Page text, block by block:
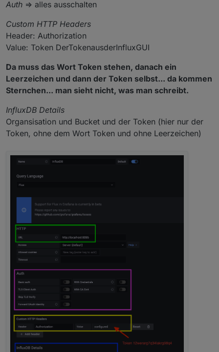
Auth => alles ausschalten
Custom HTTP Headers
Header: Authorization
Value: Token DerTokenausderInfluxGUI
Da muss das Wort Token stehen, danach ein
Leerzeichen und dann der Token selbst... da kommen
Sternchen... man sieht nicht, was man schreibt.
InfluxDB Details
Organsisation und Bucket und der Token (hier nur der
Token, ohne dem Wort Token und ohne Leerzeichen)